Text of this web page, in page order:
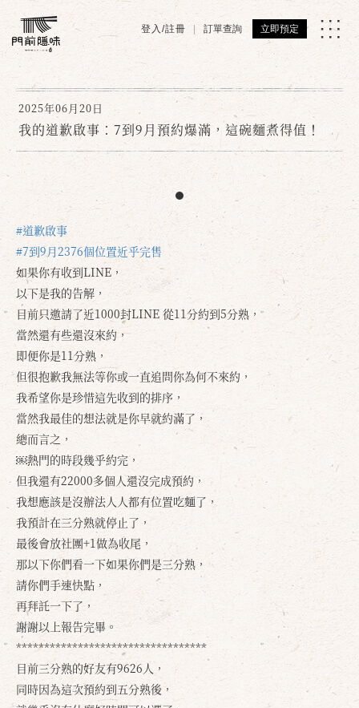
登入/註冊 訂單查詢 立即預定
2025年06月20日
我的道歉啟事：7到9月預約爆滿，這碗麵煮得值！
#道歉啟事
#7到9月2376個位置近乎完售
如果你有收到LINE，
以下是我的告解，
目前只邀請了近1000封LINE 從11分約到5分熟，
當然還有些還沒來約，
即便你是11分熟，
但很抱歉我無法等你或一直追問你為何不來約，
我希望你是珍惜這先收到的排序，
當然我最佳的想法就是你早就約滿了，
總而言之，
￼熱門的時段幾乎約完，
但我還有22000多個人還沒完成預約，
我想應該是沒辦法人人都有位置吃麵了，
我預計在三分熟就停止了，
最後會放社團+1做為收尾，
那以下你們看一下如果你們是三分熟，
請你們手速快點，
再拜託一下了，
謝謝以上報告完畢。
**********************************
目前三分熟的好友有9626人，
同時因為這次預約到五分熟後，